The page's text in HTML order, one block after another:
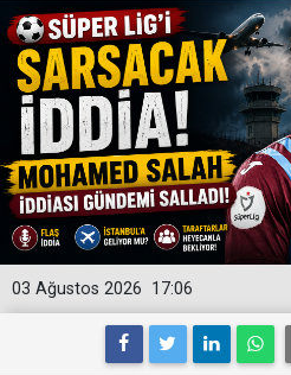
17:06
03 Ağustos 2026